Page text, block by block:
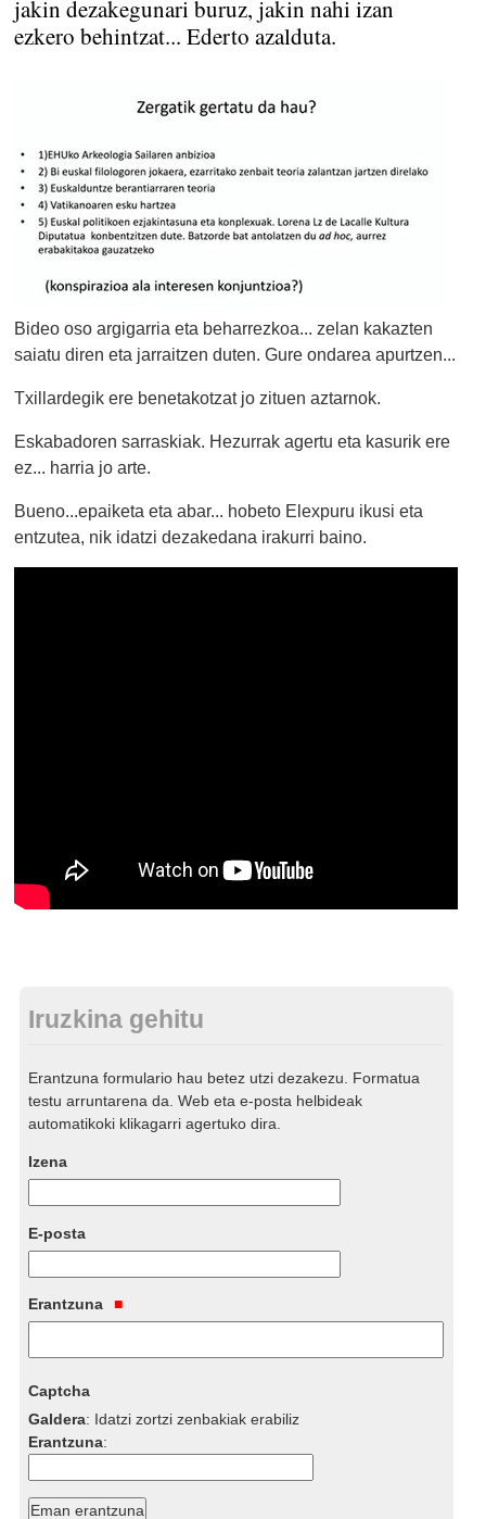
jakin dezakegunari buruz, jakin nahi izan
ezkero behintzat... Ederto azalduta.
Bideo oso argigarria eta beharrezkoa... zelan kakazten
saiatu diren eta jarraitzen duten. Gure ondarea apurtzen...
Txillardegik ere benetakotzat jo zituen aztarnok.
Eskabadoren sarraskiak. Hezurrak agertu eta kasurik ere
ez... harria jo arte.
Bueno...epaiketa eta abar... hobeto Elexpuru ikusi eta
entzutea, nik idatzi dezakedana irakurri baino.
Iruzkina gehitu
Erantzuna formulario hau betez utzi dezakezu. Formatua
testu arruntarena da. Web eta e-posta helbideak
automatikoki klikagarri agertuko dira.
Izena
E-posta
Erantzuna
Captcha
Galdera: Idatzi zortzi zenbakiak erabiliz
Erantzuna: